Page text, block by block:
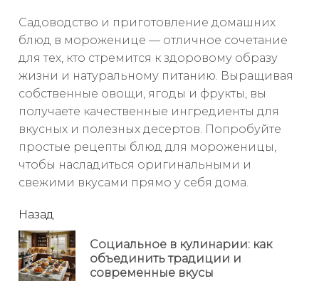
Садоводство и приготовление домашних
блюд в мороженице — отличное сочетание
для тех, кто стремится к здоровому образу
жизни и натуральному питанию. Выращивая
собственные овощи, ягоды и фрукты, вы
получаете качественные ингредиенты для
вкусных и полезных десертов. Попробуйте
простые рецепты блюд для мороженицы,
чтобы насладиться оригинальными и
свежими вкусами прямо у себя дома.
читать
еще
Назад
Социальное в кулинарии: как
объединить традиции и
современные вкусы